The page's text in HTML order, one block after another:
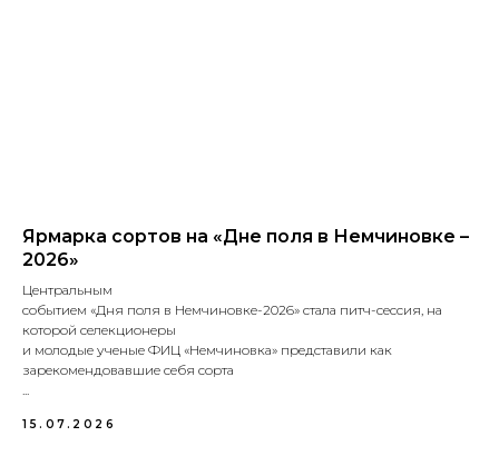
Ярмарка сортов на «Дне поля в Немчиновке –
2026»
Центральным
событием «Дня поля в Немчиновке-2026» стала питч-сессия, на
которой селекционеры
и молодые ученые ФИЦ «Немчиновка» представили как
зарекомендовавшие себя сорта
...
15.07.2026